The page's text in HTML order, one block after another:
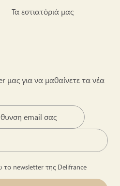
Τα εστιατόριά μας
μας για να μαθαίνετε τα νέα
newsletter της Delifrance